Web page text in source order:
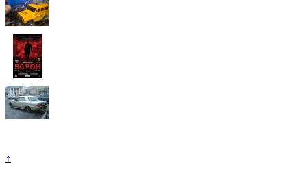
↑